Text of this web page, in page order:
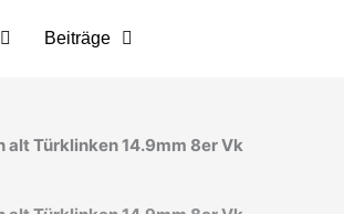
Beiträge